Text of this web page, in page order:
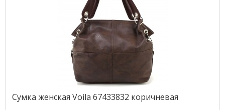
Сумка женская Voila 67433832 коричневая